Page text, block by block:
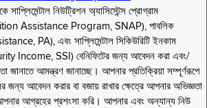
সাপ্লিমেন্টাল নিউট্রিশন অ্যাসিস্টেন্স প্রোগ্রাম
Assistance Program, SNAP), পাবলিক
PA), এবং সাপ্লিমেন্টাল সিকিউরিটি ইনকাম
Income, SSI) বেনিফিটের জন্য আবেদন করা এবং/
জানাতে আমন্ত্রণ জানাচ্ছে। আপনার প্রতিক্রিয়া সম্পূর্ণরূপে
জন্য আবেদন করার বা বজায় রাখার ক্ষেত্রে আপনার অভিজ্ঞতা
আগ্রহের প্রশংসা করি। আপনার এবং অন্যান্য নিউ